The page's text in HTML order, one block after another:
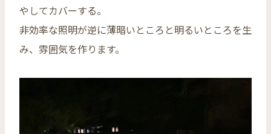
やしてカバーする。
非効率な照明が逆に薄暗いところと明るいところを生
み、雰囲気を作ります。